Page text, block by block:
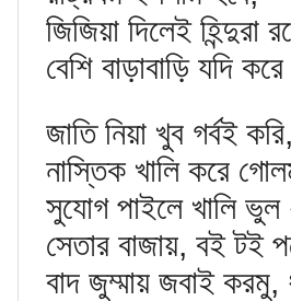
জিজিয়া দিলেই হিন্দুরা
বেশি বাড়াবাড়ি যদি
জাতি নিয়া খুব গর্বই
নাস্তিক খালি করে
সুযোগ পাইলে খালি ভুল
সেতার বাজায়, বই টই
বাদ জুম্মায় জবাই